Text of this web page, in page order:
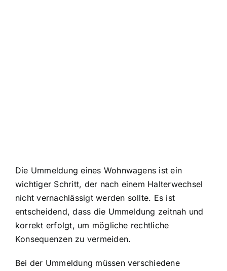
Die Ummeldung eines Wohnwagens ist ein
wichtiger Schritt, der nach einem Halterwechsel
nicht vernachlässigt werden sollte. Es ist
entscheidend, dass die Ummeldung zeitnah und
korrekt erfolgt, um mögliche rechtliche
Konsequenzen zu vermeiden.
Bei der Ummeldung müssen verschiedene